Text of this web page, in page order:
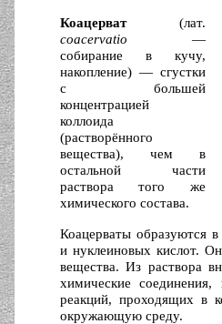
Коацерват(лат.
coacervatio —
собирание в кучу,
накопление) — сгустки
с большей
концентрацией
коллоида
(растворённого
вещества), чем в
остальной части
раствора того же
химического состава.
Коацерваты образуются
и нуклеиновых кислот.
вещества. Из раствора
химические соединения,
реакций, проходящих в
окружающую среду.